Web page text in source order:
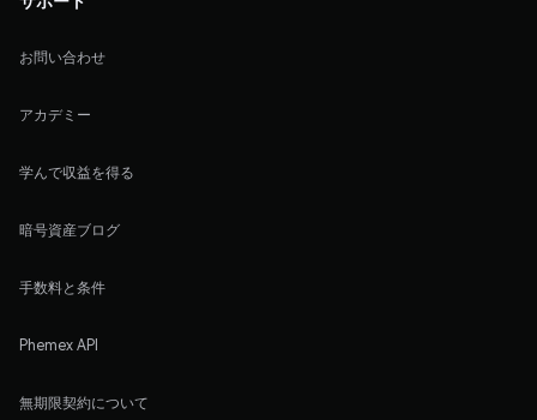
お問い合わせ
アカデミー
学んで収益を得る
暗号資産ブログ
手数料と条件
Phemex API
無期限契約について